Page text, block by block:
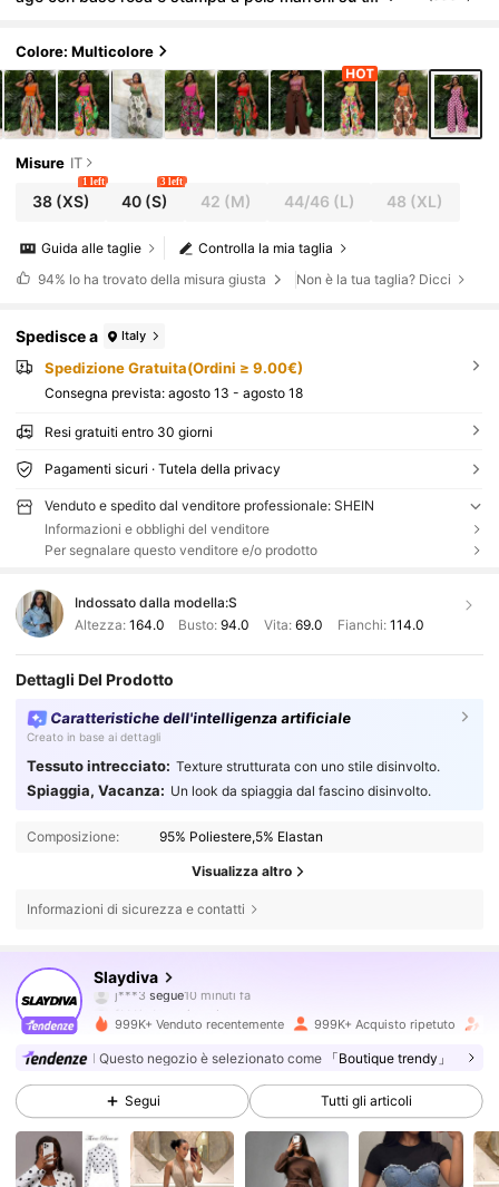
Colore: Multicolore
Misure IT
38(XS)
1 left
40 (S)
3 left
42 (M) 44/46 (L) 48 (XL)
Controlla la mia taglia
Guida alle taglie
94% lo ha trovato della misura giusta Non è la tua taglia? Dicci
Spedisce a Italy
Spedizione Gratuita(Ordini ≥ 9.00€)
Consegna prevista: agosto 13 - agosto 18
Resi gratuiti entro 30 giorni
Pagamenti sicuri · Tutela della privacy
Venduto e spedito dal venditore professionale: SHEIN
Informazioni e obblighi del venditore
Per segnalare questo venditore e/o prodotto
Indossato dalla modella:S
Altezza: 164.0 Busto:94.0 Vita: 69.0 Fianchi: 114.0
Dettagli Del Prodotto
Caratteristiche dell'intelligenza artificiale
Creato in base ai dettagli
Tessuto intrecciato: Texture strutturata con uno stile disinvolto.
Spiaggia, Vacanza: Un look da spiaggia dal fascino disinvolto.
Composizione: 95% Poliestere,5% Elastan
Visualizza altro
Informazioni di sicurezza e contatti
Slaydiva
f***ista navigando
4.85
1.1M Follower
4.85 1.1M Follower
4.85 1.1M Follower
999K+ Venduto recentemente 999K+ Acquisto ripetuto
Questo negozio è selezionato come 「Boutique trendy」
Segui Tutti gli articoli